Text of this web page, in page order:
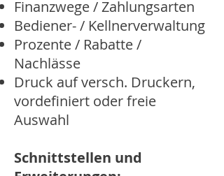
Finanzwege / Zahlungsarten
Bediener- / Kellnerverwaltung
Prozente / Rabatte /
Nachlässe
Druck auf versch. Druckern,
vordefiniert oder freie
Auswahl
Schnittstellen und